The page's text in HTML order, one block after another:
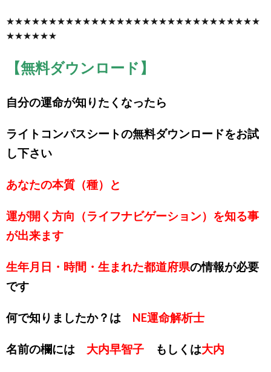
★★★★★★★★★★★★★★★★★★★★★★★★★★★★★★
★★★★★★
【無料ダウンロード】
自分の運命が知りたくなったら
ライトコンパスシートの無料ダウンロードをお試
し下さい
あなたの本質（種）と
運が開く方向（ライフナビゲーション）を知る事
が出来ます
生年月日・時間・生まれた都道府県の情報が必要
です
何で知りましたか？は NE運命解析士
名前の欄には 大内早智子 もしくは大内